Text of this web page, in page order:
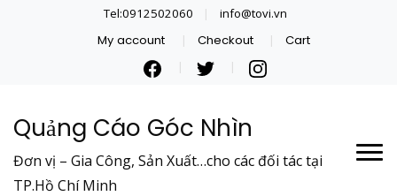
Tel:0912502060 info@tovi.vn
My account Checkout Cart
Quảng Cáo Góc Nhìn
Đơn vị – Gia Công, Sản Xuất…cho các đối tác tại
TP.Hồ Chí Minh